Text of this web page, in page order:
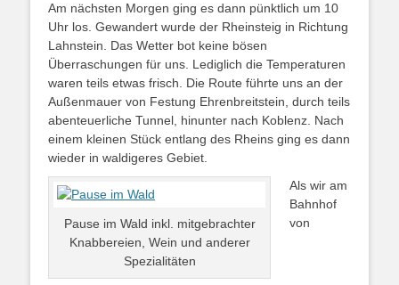
Am nächsten Morgen ging es dann pünktlich um 10
Uhr los. Gewandert wurde der Rheinsteig in Richtung
Lahnstein. Das Wetter bot keine bösen
Überraschungen für uns. Lediglich die Temperaturen
waren teils etwas frisch. Die Route führte uns an der
Außenmauer von Festung Ehrenbreitstein, durch teils
abenteuerliche Tunnel, hinunter nach Koblenz. Nach
einem kleinen Stück entlang des Rheins ging es dann
wieder in waldigeres Gebiet.
Pause im Wald inkl. mitgebrachter
Knabbereien, Wein und anderer
Spezialitäten
Als wir am
Bahnhof
von